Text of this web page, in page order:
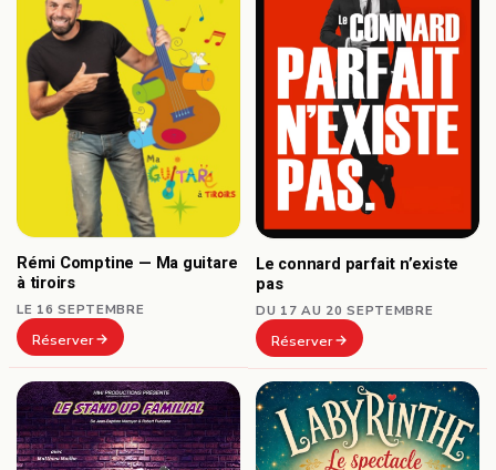
Rémi Comptine — Ma guitare
à tiroirs
LE 16 SEPTEMBRE
Réserver
Le connard parfait n’existe
pas
DU 17 AU 20 SEPTEMBRE
Réserver